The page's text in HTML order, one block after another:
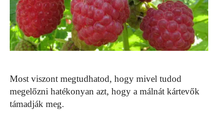
Most viszont megtudhatod, hogy mivel tudod
megelőzni hatékonyan azt, hogy a málnát kártevők
támadják meg.